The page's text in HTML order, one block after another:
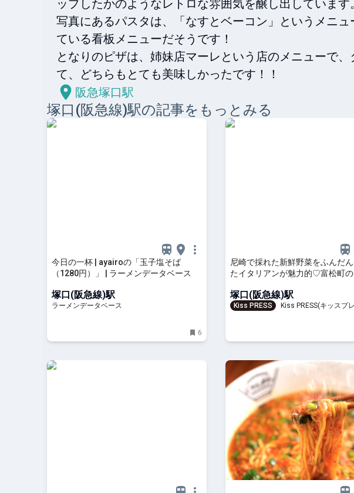
ップしたかのようなレトロな雰囲気を醸し出しています。
写真にあるパスタは、「なすとベーコン」というメニ
ている看板メニューだそうです！
となりのピザは、姉妹店マーレという店のメニューで
て、どちらもとても美味しかったです！！
阪急塚口駅
塚口(阪急線)駅の記事をもっとみる
今日の一杯 | ayairoの「玉子塩そば
（1280円）」 | ラーメンデータベース
塚口(阪急線)駅
ラーメンデータベース
6
尼崎で採れた新鮮野菜をふんだ
たイタリアンが魅力的♡富松町の
塚口(阪急線)駅
Kiss PRESS
Kiss PRESS(キッスプレ